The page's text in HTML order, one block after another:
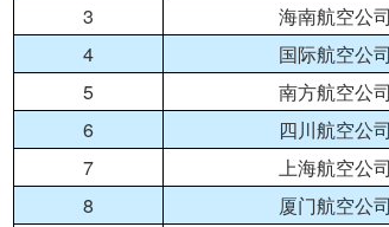
3
海南航空公司
4
国际航空公司
5
南方航空公司
6
四川航空公司
7
上海航空公司
8
厦门航空公司